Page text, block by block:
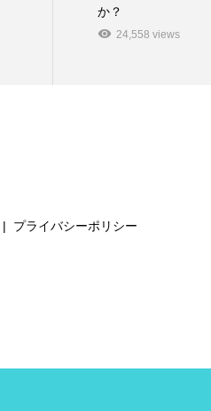
か？
24,558 views
プライバシーポリシー